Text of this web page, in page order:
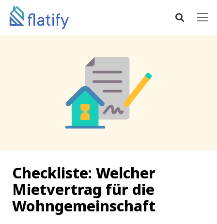
Checkliste: Welcher
Mietvertrag für die
Wohngemeinschaft